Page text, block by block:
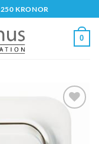
KRONOR
0